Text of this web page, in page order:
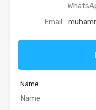
Email:
Name